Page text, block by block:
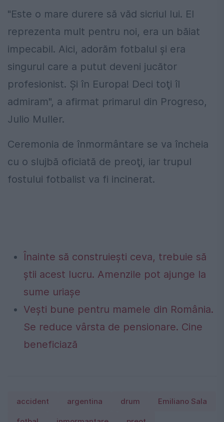
"Este o mare durere să văd sicriul lui. El
reprezenta mult pentru noi, era un băiat
impecabil. Aici, adorăm fotbalul şi era
singurul care a putut deveni jucător
profesionist. Şi în Europa! Deci toţi îl
admiram", a afirmat primarul din Progreso,
Julio Muller.
Ceremonia de înmormântare se va încheia
cu o slujbă oficiată de preoţi, iar trupul
fostului fotbalist va fi incinerat.
Înainte să construiești ceva, trebuie să
știi acest lucru. Amenzile pot ajunge la
sume uriașe
Vești bune pentru mamele din România.
Se reduce vârsta de pensionare. Cine
beneficiază
accident argentina drum Emiliano Sala